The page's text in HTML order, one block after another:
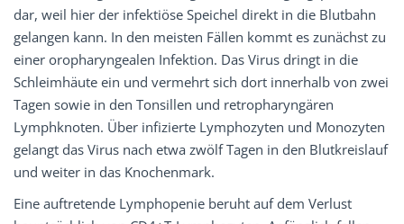
dar, weil hier der infektiöse Speichel direkt in die Blutbahn
gelangen kann. In den meisten Fällen kommt es zunächst zu
einer oropharyngealen Infektion. Das Virus dringt in die
Schleimhäute ein und vermehrt sich dort innerhalb von zwei
Tagen sowie in den Tonsillen und retropharyngären
Lymphknoten. Über infizierte Lymphozyten und Monozyten
gelangt das Virus nach etwa zwölf Tagen in den Blutkreislauf
und weiter in das Knochenmark.
Eine auftretende Lymphopenie beruht auf dem Verlust